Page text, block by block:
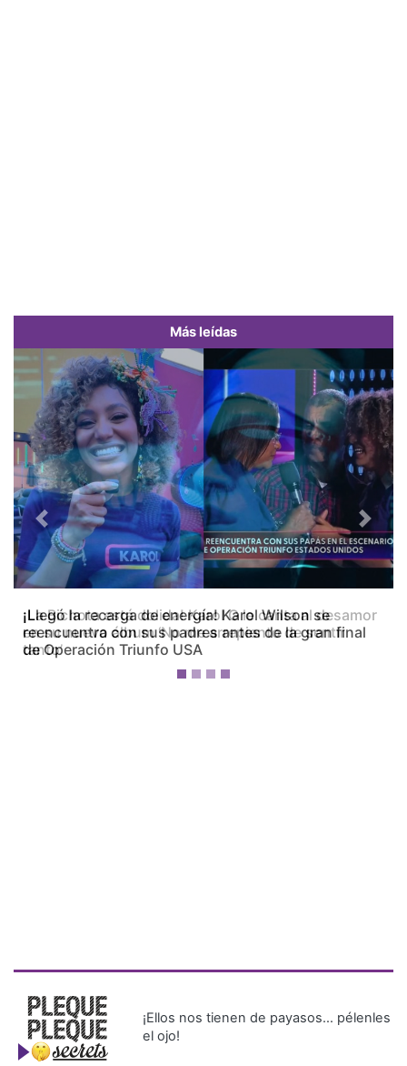
Más leídas
¡La Bichota está dolida! Karol G le canta al desamor
en su nuevo álbum ‘No me arrepiento de sentir
tanto’
Previous Next
¡Ellos nos tienen de payasos… pélenles
el ojo!